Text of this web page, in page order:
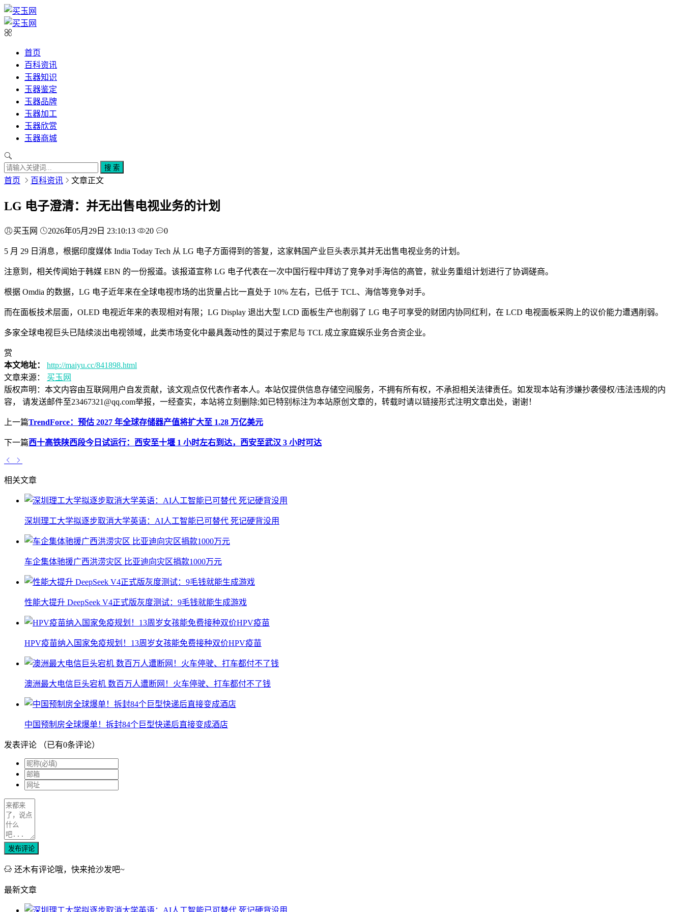
首页
百科资讯
玉器知识
玉器鉴定
玉器品牌
玉器加工
玉器欣赏
玉器商城
搜 索
首页 百科资讯 文章正文
LG 电子澄清：并无出售电视业务的计划
买玉网 2026年05月29日 23:10:13 20 0
5 月 29 日消息，根据印度媒体 India Today Tech 从 LG 电子方面得到的答复，这家韩国产业巨头表示其并无出售电视业务的计划。
注意到，相关传闻始于韩媒 EBN 的一份报道。该报道宣称 LG 电子代表在一次中国行程中拜访了竞争对手海信的高管，就业务重组计划进行了协调磋商。
根据 Omdia 的数据，LG 电子近年来在全球电视市场的出货量占比一直处于 10% 左右，已低于 TCL、海信等竞争对手。
而在面板技术层面，OLED 电视近年来的表现相对有限；LG Display 退出大型 LCD 面板生产也削弱了 LG 电子可享受的财团内协同红利，在 LCD 电视面板采购上的议价能力遭遇削弱。
多家全球电视巨头已陆续淡出电视领域，此类市场变化中最具轰动性的莫过于索尼与 TCL 成立家庭娱乐业务合资企业。
赏
本文地址：
http://maiyu.cc/841898.html
文章来源：
买玉网
版权声明： 本文内容由互联网用户自发贡献，该文观点仅代表作者本人。本站仅提供信息存储空间服务，不拥有所有权，不承担相关法律责任。如发现本站有涉嫌抄袭侵权/违法违规的内
容， 请发送邮件至23467321@qq.com举报，一经查实，本站将立刻删除;如已特别标注为本站原创文章的，转载时请以链接形式注明文章出处，谢谢！
上一篇TrendForce：预估 2027 年全球存储器产值将扩大至 1.28 万亿美元
下一篇西十高铁陕西段今日试运行：西安至十堰 1 小时左右到达，西安至武汉 3 小时可达
相关文章
深圳理工大学拟逐步取消大学英语：AI人工智能已可替代 死记硬背没用
车企集体驰援广西洪涝灾区 比亚迪向灾区捐款1000万元
性能大提升 DeepSeek V4正式版灰度测试：9毛钱就能生成游戏
HPV疫苗纳入国家免疫规划！13周岁女孩能免费接种双价HPV疫苗
澳洲最大电信巨头宕机 数百万人遭断网！火车停驶、打车都付不了钱
中国预制房全球爆单！拆封84个巨型快递后直接变成酒店
发表评论 （已有0条评论）
发布评论
还木有评论哦，快来抢沙发吧~
最新文章